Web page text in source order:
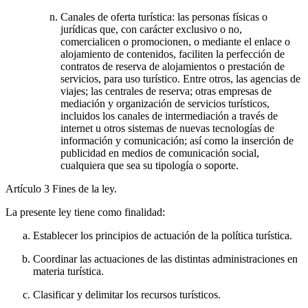
Canales de oferta turística: las personas físicas o
jurídicas que, con carácter exclusivo o no,
comercialicen o promocionen, o mediante el enlace o
alojamiento de contenidos, faciliten la perfección de
contratos de reserva de alojamientos o prestación de
servicios, para uso turístico. Entre otros, las agencias de
viajes; las centrales de reserva; otras empresas de
mediación y organización de servicios turísticos,
incluidos los canales de intermediación a través de
internet u otros sistemas de nuevas tecnologías de
información y comunicación; así como la inserción de
publicidad en medios de comunicación social,
cualquiera que sea su tipología o soporte.
Artículo 3 Fines de la ley.
La presente ley tiene como finalidad:
Establecer los principios de actuación de la política turística.
Coordinar las actuaciones de las distintas administraciones en
materia turística.
Clasificar y delimitar los recursos turísticos.